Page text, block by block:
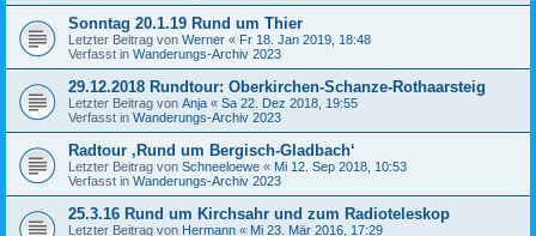
Sonntag 20.1.19 Rund um Thier
Letzter Beitrag von Werner « Fr 18. Jan 2019, 18:48
Verfasst in Wanderungs-Archiv 2023
29.12.2018 Rundtour: Oberkirchen-Schanze-Rothaarsteig
Letzter Beitrag von Anja « Sa 22. Dez 2018, 19:55
Verfasst in Wanderungs-Archiv 2023
Radtour ‚Rund um Bergisch-Gladbach‘
Letzter Beitrag von Schneeloewe « Mi 12. Sep 2018, 10:53
Verfasst in Wanderungs-Archiv 2023
25.3.16 Rund um Kirchsahr und zum Radioteleskop
Letzter Beitrag von Hermann « Mi 23. Mär 2016, 17:29